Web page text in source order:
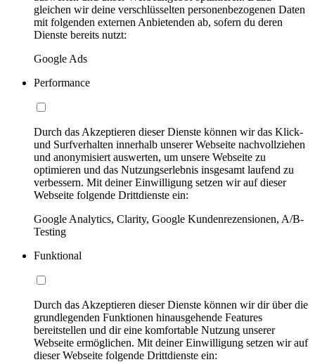
gleichen wir deine verschlüsselten personenbezogenen Daten
mit folgenden externen Anbietenden ab, sofern du deren
Dienste bereits nutzt:
Google Ads
Performance
Durch das Akzeptieren dieser Dienste können wir das Klick-
und Surfverhalten innerhalb unserer Webseite nachvollziehen
und anonymisiert auswerten, um unsere Webseite zu
optimieren und das Nutzungserlebnis insgesamt laufend zu
verbessern. Mit deiner Einwilligung setzen wir auf dieser
Webseite folgende Drittdienste ein:
Google Analytics, Clarity, Google Kundenrezensionen, A/B-
Testing
Funktional
Durch das Akzeptieren dieser Dienste können wir dir über die
grundlegenden Funktionen hinausgehende Features
bereitstellen und dir eine komfortable Nutzung unserer
Webseite ermöglichen. Mit deiner Einwilligung setzen wir auf
dieser Webseite folgende Drittdienste ein: